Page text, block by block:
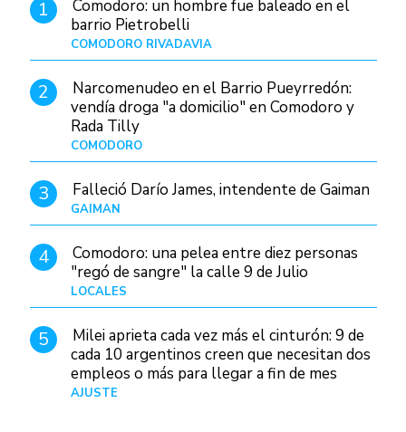
1
Comodoro: un hombre fue baleado en el
barrio Pietrobelli
COMODORO RIVADAVIA
2
Narcomenudeo en el Barrio Pueyrredón:
vendía droga "a domicilio" en Comodoro y
Rada Tilly
COMODORO
3 Falleció Darío James, intendente de Gaiman
GAIMAN
4
Comodoro: una pelea entre diez personas
"regó de sangre" la calle 9 de Julio
LOCALES
5
Milei aprieta cada vez más el cinturón: 9 de
cada 10 argentinos creen que necesitan dos
empleos o más para llegar a fin de mes
AJUSTE